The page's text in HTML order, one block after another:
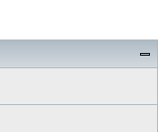
q
s